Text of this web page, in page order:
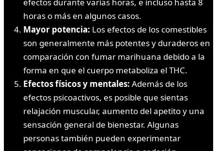
horas o más en algunos casos.
Mayor potencia: Los efectos de los comestibles
son generalmente más potentes y duraderos en
comparación con fumar marihuana debido a la
forma en que el cuerpo metaboliza el THC.
Efectos físicos y mentales: Además de los
efectos psicoactivos, es posible que sientas
relajación muscular, aumento del apetito y una
sensación general de bienestar. Algunas
personas también pueden experimentar